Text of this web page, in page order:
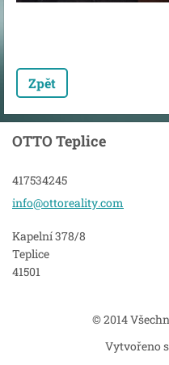
Zpět
OTTO Teplice
417534245
info@ottoreality.com
Kapelní 378/8
Teplice
41501
© 2014
Vytvořeno